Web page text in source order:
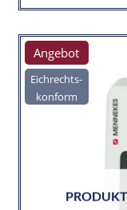
Eichrechts-
konform
Angebot